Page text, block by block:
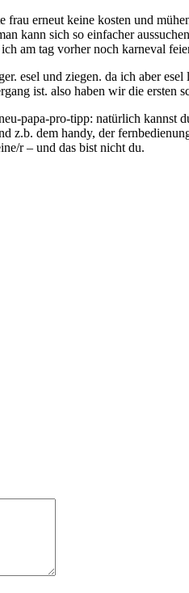
frau erneut keine kosten und
kann sich so einfacher
am tag vorher noch karneval
esel und ziegen. da ich aber
ist. also haben wir die ersten
papa-pro-tipp: natürlich kannst
z.b. dem handy, der
r – und das bist nicht du.